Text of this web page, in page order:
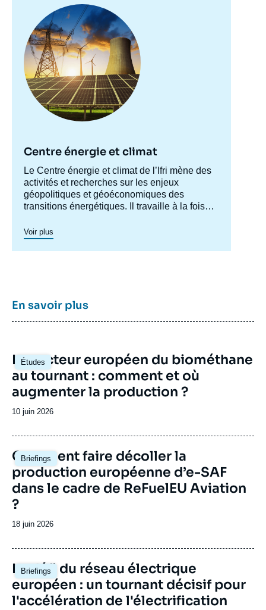
principale
Centre énergie et climat
Accroche
centre
Le Centre énergie et climat de l’Ifri mène des
activités et recherches sur les enjeux
géopolitiques et géoéconomiques des
transitions énergétiques. Il travaille à la fois
compétitivité, de maîtrise des chaînes de
valeur, et d'acceptabilité. Spécialisé dans
l’étude des politiques européennes de
énergétiques et climatiques des grandes
puissances comme les Etats-Unis, la Chine
ou l’Inde. Il offre une expertise reconnue,
notamment.
Voir plus
En savoir plus
Études
Image
principale
Le secteur européen du biométhane
au tournant : comment et où
augmenter la production ?
Date
publication
10 juin 2026
Briefings
Image
principale
Comment faire décoller la
production européenne d’e-SAF
dans le cadre de ReFuelEU Aviation
?
Date
publication
18 juin 2026
Briefings
Image
principale
Le défi du réseau électrique
européen : un tournant décisif pour
l'accélération de l'électrification
Norbert GAILLARD, « Le concept de risque
pays », Articles, Ifri, 1 juin 2015.
Copier